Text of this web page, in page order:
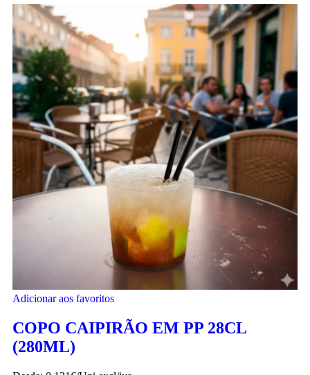
Adicionar aos favoritos
COPO CAIPIRÃO EM PP 28CL
(280ML)